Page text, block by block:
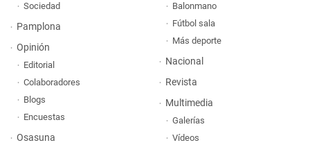
Sociedad
Pamplona
Opinión
Editorial
Colaboradores
Blogs
Encuestas
Osasuna
Balonmano
Fútbol sala
Más deporte
Nacional
Revista
Multimedia
Galerías
Vídeos